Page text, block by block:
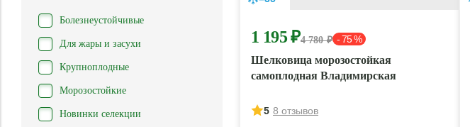
Болезнеустойчивые
Для жары и засухи
Крупноплодные
Морозостойкие
Новинки селекции
1 195 ₽4 780 ₽ - 75 %
Шелковица морозостойкая
самоплодная Владимирская
5 8 отзывов